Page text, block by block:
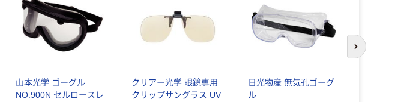
山本光学 ゴーグル
NO.900N セルロースレ
クリアー光学 眼鏡専用
クリップサングラス UV
日光物産 無気孔ゴーグ
ル
次のスライド